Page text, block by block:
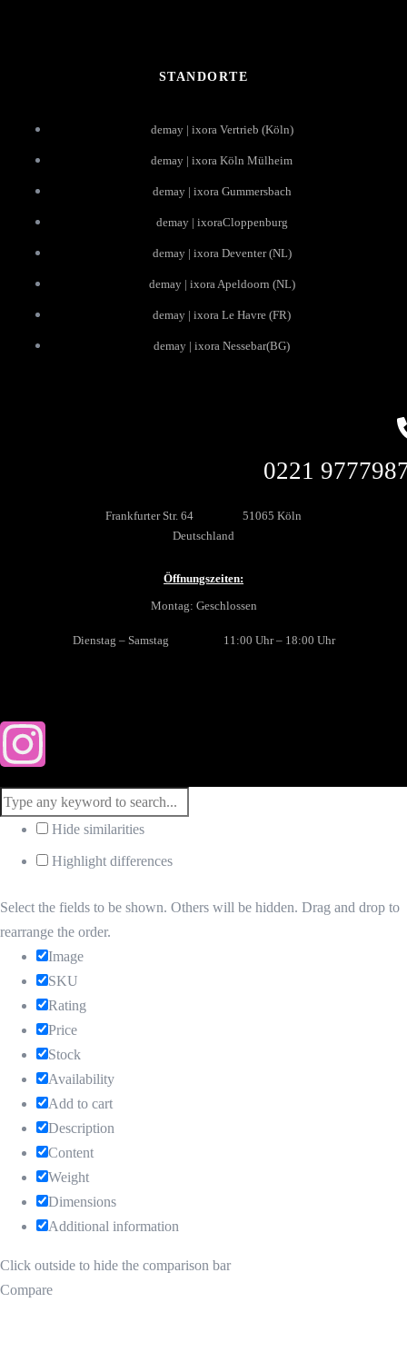
STANDORTE
demay | ixora Vertrieb (Köln)
demay | ixora Köln Mülheim
demay | ixora Gummersbach
demay | ixoraCloppenburg
demay | ixora Deventer (NL)
demay | ixora Apeldoorn (NL)
demay | ixora Le Havre (FR)
demay | ixora Nessebar(BG)
0221
Frankfurter Str. 64 51065 Köln
Deutschland
Öffnungszeiten:
Montag: Geschlossen
Dienstag – Samstag 11:00 Uhr – 18:00 Uhr
Hide similarities
Highlight differences
Select the fields to be shown. Others will be hidden. Drag and drop to
rearrange the order.
Image
SKU
Rating
Price
Stock
Availability
Add to cart
Description
Content
Weight
Dimensions
Additional information
Click outside to hide the comparison bar
Compare